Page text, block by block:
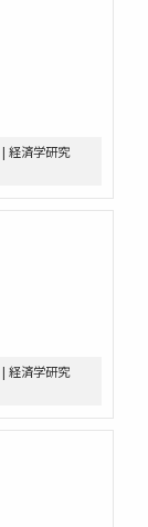
経済学研究
経済学研究